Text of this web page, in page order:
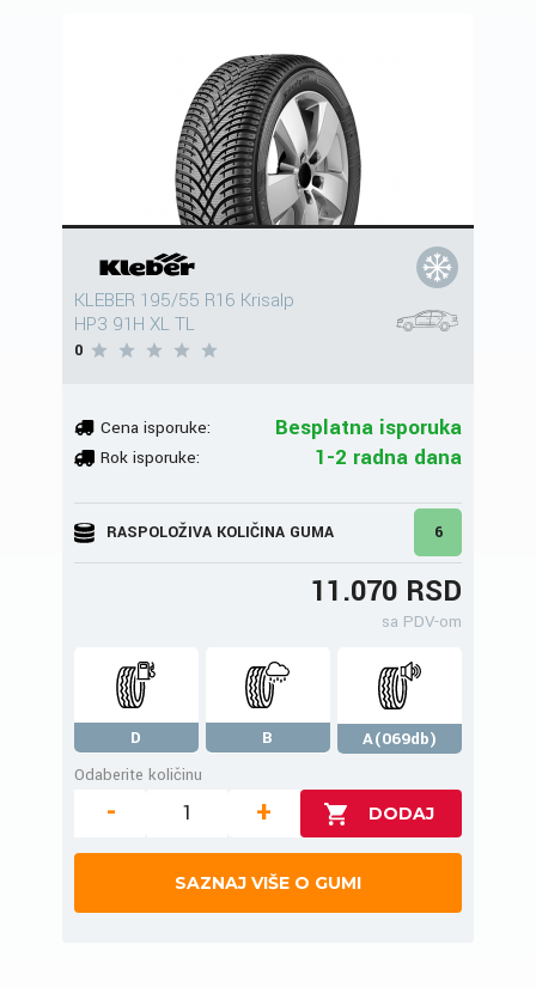
KLEBER 195/55 R16 Krisalp
HP3 91H XL TL
0
Cena isporuke: Besplatna isporuka
Rok isporuke: 1-2 radna dana
RASPOLOŽIVA KOLIČINA GUMA 6
11.070 RSD
sa PDV-om
D B
A(069db)
Odaberite količinu
- +
SAZNAJ VIŠE O GUMI